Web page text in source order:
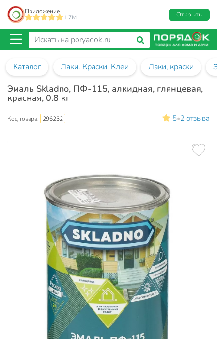
Приложение
1.7M
Открыть
Каталог Лаки. Краски. Клеи Лаки, краски
Эмаль Skladno, ПФ-115, алкидная, глянцевая,
красная, 0.8 кг
Код товара: 296232 5•2 отзыва